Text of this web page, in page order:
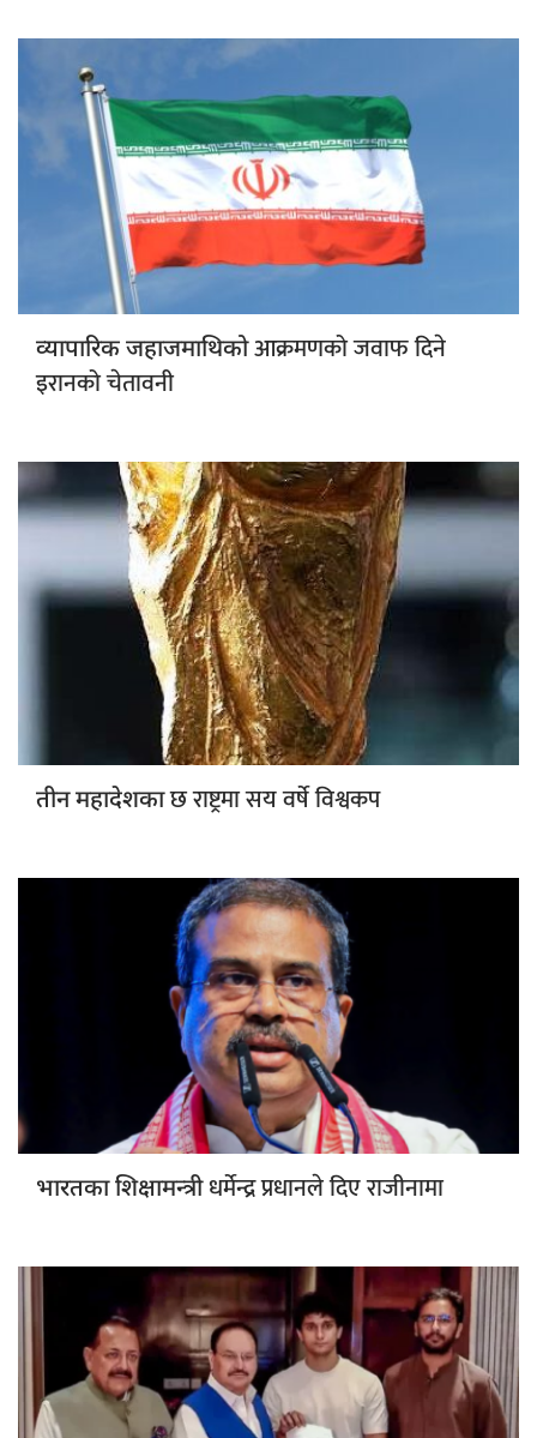
व्यापारिक जहाजमाथिकोआक्रमणको जवाफ दिने
इरानको चेतावनी
तीन महादेशकाछ राष्ट्रमा सय वर्षे विश्वकप
भारतका शिक्षामन्त्रीधर्मेन्द्र प्रधानले दिए राजीनामा